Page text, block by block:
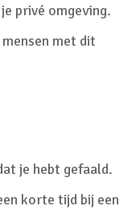
privé omgeving.
met dit
je hebt gefaald.
korte tijd bij een